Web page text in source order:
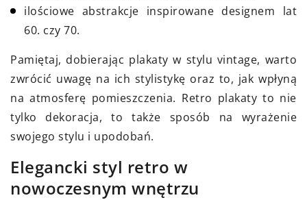
ilościowe abstrakcje inspirowane designem lat
60. czy 70.
Pamiętaj, dobierając plakaty w stylu vintage, warto
zwrócić uwagę na ich stylistykę oraz to, jak wpłyną
na atmosferę pomieszczenia. Retro plakaty to nie
tylko dekoracja, to także sposób na wyrażenie
swojego stylu i upodobań.
Elegancki styl retro w
nowoczesnym wnętrzu